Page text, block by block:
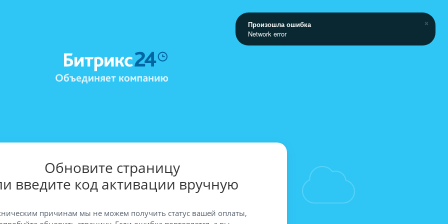
Обновите страницу
введите код активации вручную
причинам мы не можем получить статус вашей оплаты,
Произошла ошибка
Network error